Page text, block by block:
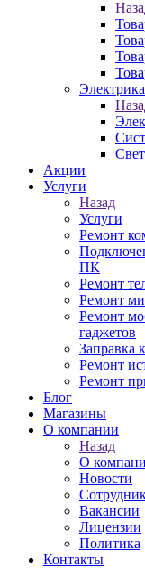
Акции
Услуги
Назад
Услуги
Ремонт
ПК
Ремонт
Ремонт
Ремонт
гаджетов
Заправка
Ремонт
Ремонт
Блог
Магазины
О компании
Назад
О
Новости
Вакансии
Лицензии
Политика
Контакты